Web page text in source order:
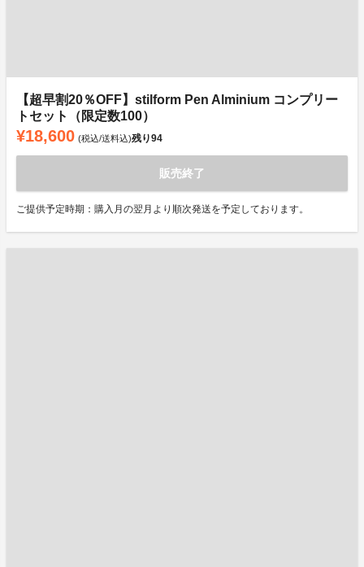
【超早割20％OFF】stilform Pen Alminium コンプリー
トセット（限定数100）
¥18,600 (税込/送料込)残り94
販売終了
ご提供予定時期：購入月の翌月より順次発送を予定しております。